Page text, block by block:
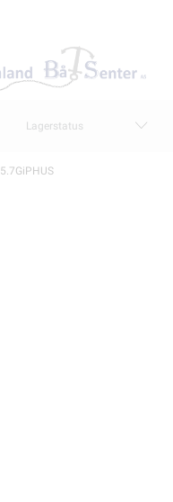
Lagerstatus
5.7GiPHUS